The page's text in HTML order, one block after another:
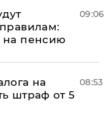
на пенсию
09:06
на
штраф от 5
08:53